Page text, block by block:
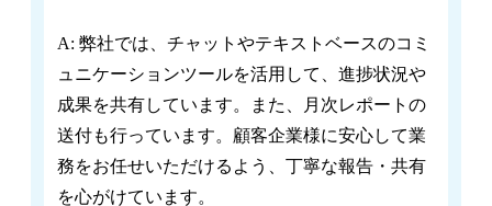
A: 弊社では、チャットやテキストベースのコミ
ュニケーションツールを活用して、進捗状況や
成果を共有しています。また、月次レポートの
送付も行っています。顧客企業様に安心して業
務をお任せいただけるよう、丁寧な報告・共有
を心がけています。